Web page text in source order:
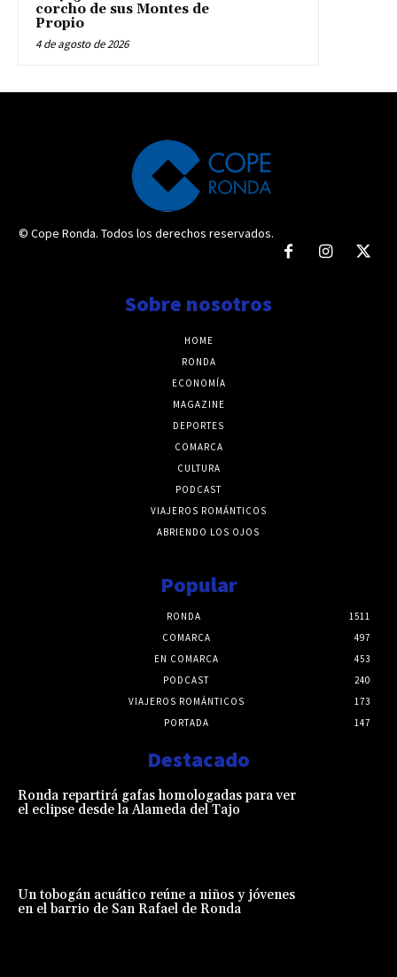
corcho de sus Montes de
Propio
4 de agosto de 2026
© Cope Ronda. Todos los derechos reservados.
Sobre nosotros
HOME
RONDA
ECONOMÍA
MAGAZINE
DEPORTES
COMARCA
CULTURA
PODCAST
VIAJEROS ROMÁNTICOS
ABRIENDO LOS OJOS
Popular
RONDA
1511
COMARCA
497
EN COMARCA
453
PODCAST
240
VIAJEROS ROMÁNTICOS
173
PORTADA
147
Destacado
Ronda repartirá gafas homologadas para ver
el eclipse desde la Alameda del Tajo
Un tobogán acuático reúne a niños y jóvenes
en el barrio de San Rafael de Ronda